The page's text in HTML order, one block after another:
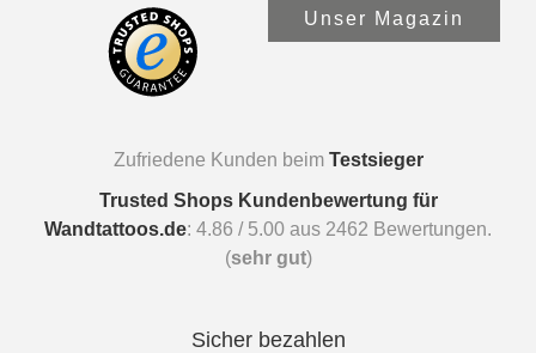
Unser Magazin
Zufriedene Kunden beim Testsieger
Trusted Shops Kundenbewertung für
Wandtattoos.de: 4.86 / 5.00 aus 2462 Bewertungen.
(sehr gut)
Sicher bezahlen